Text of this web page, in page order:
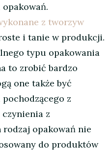
z tworzyw
i tanie w produkcji.
typu opakowania
to zrobić bardzo
one także być
z
z
rodzaj opakowań nie
do produktów